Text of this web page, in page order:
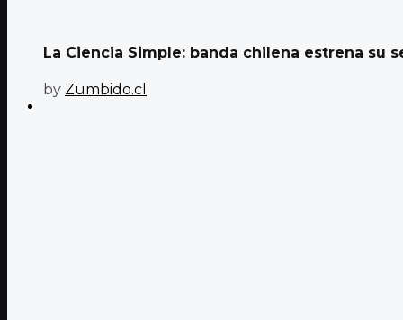
La Ciencia Simple: banda chilena estrena su
by Zumbido.cl